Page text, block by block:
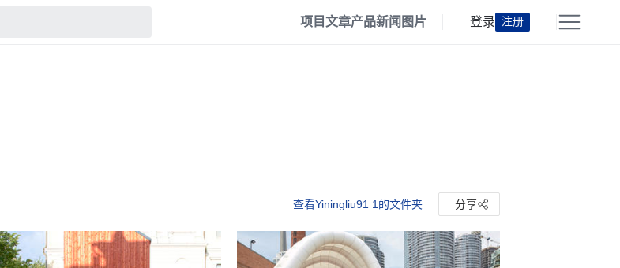
项目文章产品新闻 图片 登录 注册
查看Yiningliu91 1的文件夹 分享